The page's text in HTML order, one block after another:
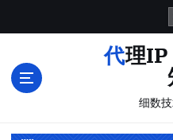
代理IP，应知尽
细数